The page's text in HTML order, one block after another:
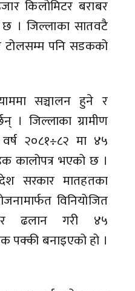
किलोमिटर बराबर
। जिल्लाका सातवटै
टोलसम्म पनि सडकको
सञ्चालन हुने र
। जिल्लाका ग्रामीण
२०८१÷८२ मा ४५
कालोपत्र भएको छ ।
सरकार मातहतका
विनियोजित
र ढलान गरी ४५
पक्की बनाइएको हो ।